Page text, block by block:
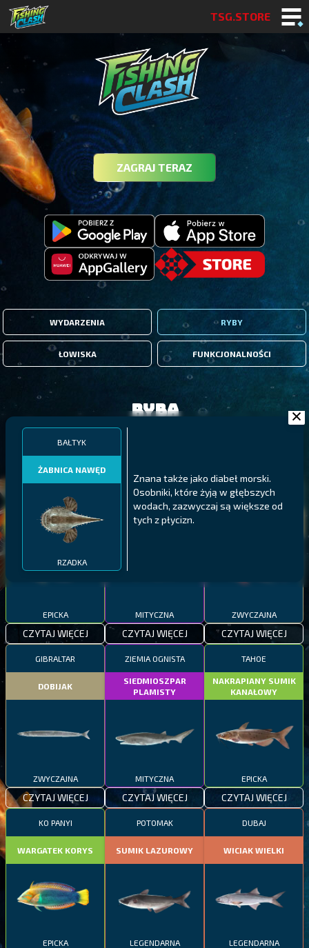
TSG.STORE
ZAGRAJ TERAZ
WYDARZENIA RYBY
ŁOWISKA FUNKCJONALNOŚCI
BAŁTYK
ŻABNICA NAWĘD
RZADKA
Znana także jako diabeł morski.
Osobniki, które żyją w głębszych
wodach, zazwyczaj są większe od
tych z płycizn.
Ryba
MALAWI
PYSZCZAK ZACHODNI
EPICKA
CZYTAJ WIĘCEJ
PÓŁNOCNE FIORDY
LING
MITYCZNA
CZYTAJ WIĘCEJ
WYSPY GALAPAGOS
ZWYCZAJNA
CZYTAJ WIĘCEJ
GIBRALTAR
DOBIJAK
ZWYCZAJNA
CZYTAJ WIĘCEJ
ZIEMIA OGNISTA
SIEDMIOSZPAR
PLAMISTY
MITYCZNA
CZYTAJ WIĘCEJ
TAHOE
NAKRAPIANY SUMIK
KANAŁOWY
EPICKA
CZYTAJ WIĘCEJ
KO PANYI
WARGATEK KORYS
EPICKA
POTOMAK
SUMIK LAZUROWY
LEGENDARNA
DUBAJ
WICIAK WIELKI
LEGENDARNA